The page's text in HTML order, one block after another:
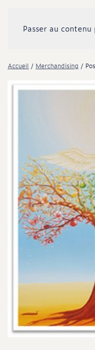
Passer au contenu
Accueil / Merchandising /